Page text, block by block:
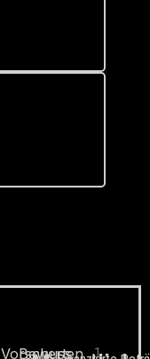
Vorschuss
Bewerten 1.